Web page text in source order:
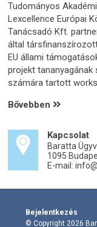
Tudományos
Lexcellence Európai
Tanácsadó Kft.
által
EU állami
projekt tananyagának
számára tartott
Bővebben
Kapcsolat
Baratta
1095
E-mail:
Bejelentkezés
© Copyright 2026